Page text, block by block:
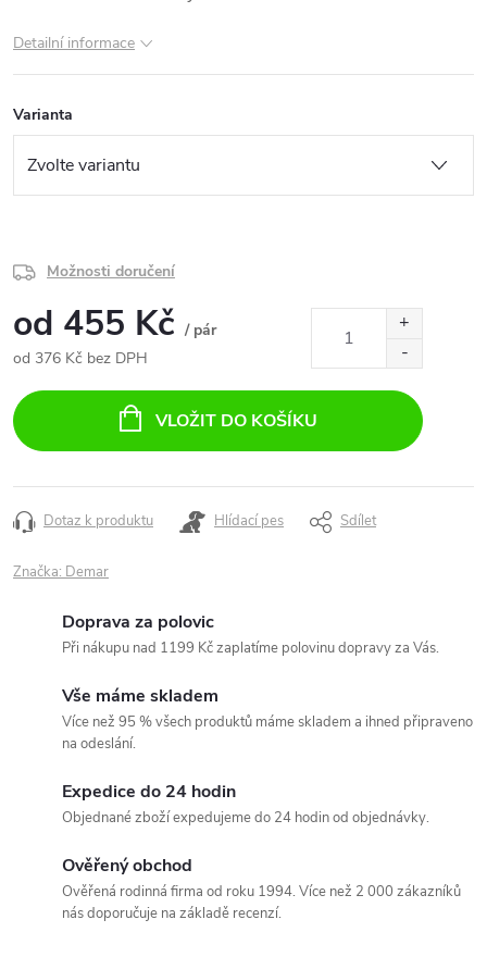
Detailní informace
Varianta
Možnosti doručení
od 455 Kč / pár
od 376 Kč bez DPH
cena:
VLOŽIT DO KOŠÍKU
Dotaz k produktu Hlídací pes Sdílet
Značka: Demar
Doprava za polovic
Při nákupu nad 1199 Kč zaplatíme polovinu dopravy za Vás.
Vše máme skladem
Více než 95 % všech produktů máme skladem a ihned připraveno
na odeslání.
Expedice do 24 hodin
Objednané zboží expedujeme do 24 hodin od objednávky.
Ověřený obchod
Ověřená rodinná firma od roku 1994. Více než 2 000 zákazníků
nás doporučuje na základě recenzí.